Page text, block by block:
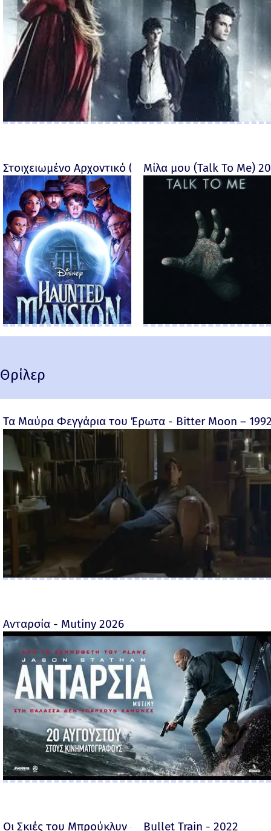
Στοιχειωμένο Αρχοντικό (Haunted Mansion) - 2023
Μίλα μου (Talk To Me)
Θρίλερ
Τα Μαύρα Φεγγάρια του Έρωτα - Bitter Moon –
Ανταρσία - Mutiny 2026
Οι Σκιές του Μπρούκλυν - Motherless Brooklyn -
Bullet Train - 2022